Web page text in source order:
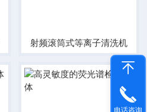
射频滚筒式等离子清洗机
电话咨询